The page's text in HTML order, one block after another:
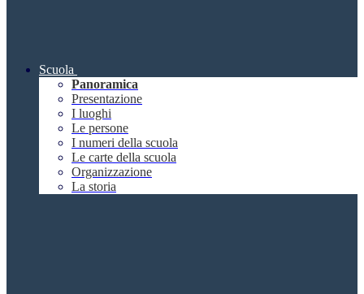
Scuola
Panoramica
Presentazione
I luoghi
Le persone
I numeri della scuola
Le carte della scuola
Organizzazione
La storia